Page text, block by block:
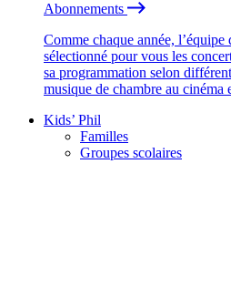
Abonnements
Comme chaque année,
sélectionné pour vous les
sa programmation selon
musique de chambre au cinéma
Kids’ Phil
Familles
Groupes scolaires